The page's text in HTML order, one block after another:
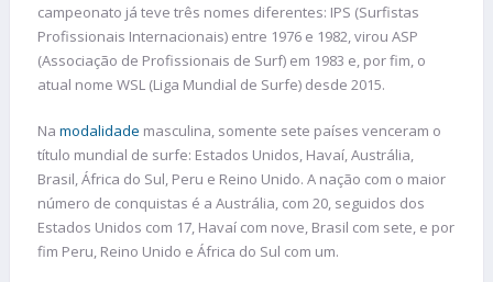
campeonato já teve três nomes diferentes: IPS (Surfistas
Profissionais Internacionais) entre 1976 e 1982, virou ASP
(Associação de Profissionais de Surf) em 1983 e, por fim, o
atual nome WSL (Liga Mundial de Surfe) desde 2015.
Na modalidade masculina, somente sete países venceram o
título mundial de surfe: Estados Unidos, Havaí, Austrália,
Brasil, África do Sul, Peru e Reino Unido. A nação com o maior
número de conquistas é a Austrália, com 20, seguidos dos
Estados Unidos com 17, Havaí com nove, Brasil com sete, e por
fim Peru, Reino Unido e África do Sul com um.